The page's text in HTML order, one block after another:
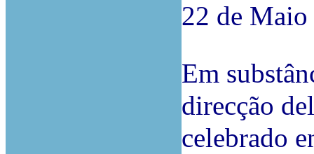
22 de
Em
direcção
celebrado